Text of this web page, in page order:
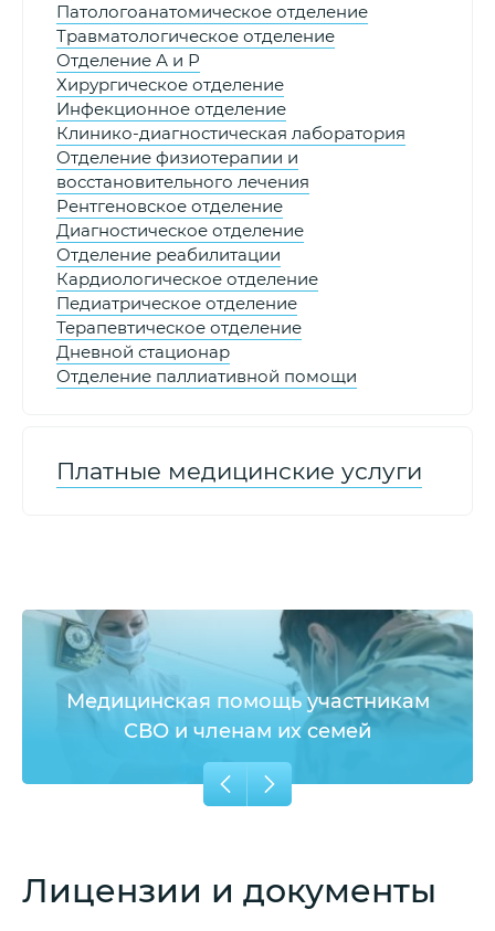
Патологоанатомическое отделение
Травматологическое отделение
Отделение А и Р
Хирургическое отделение
Инфекционное отделение
Клинико-диагностическая лаборатория
Отделение физиотерапии и
восстановительного лечения
Рентгеновское отделение
Диагностическое отделение
Отделение реабилитации
Кардиологическое отделение
Педиатрическое отделение
Терапевтическое отделение
Дневной стационар
Отделение паллиативной помощи
Платные медицинские услуги
Медицинская помощь участникам
СВО и членам их семей
Лицензии и документы